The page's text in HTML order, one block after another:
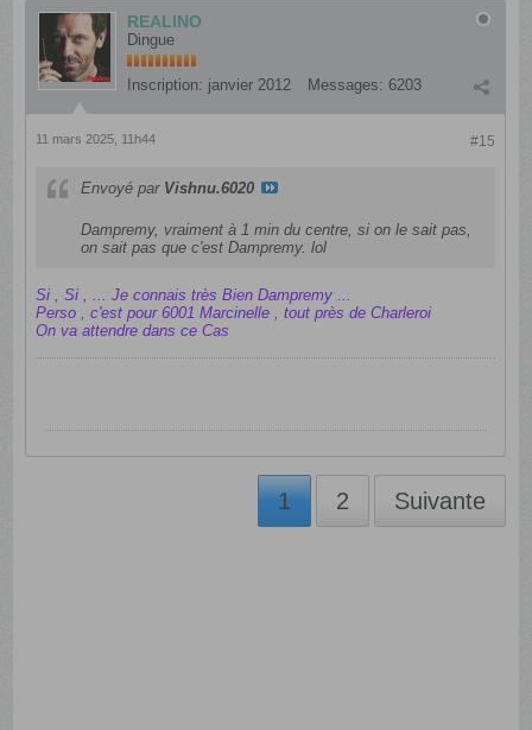
REALINO
Dingue
Inscription: janvier 2012 Messages: 6203
#15
11 mars 2025, 11h44
Envoyé par Vishnu.6020
Dampremy, vraiment à 1 min du centre, si on le sait pas,
on sait pas que c'est Dampremy. lol
Si , Si , ... Je connais très Bien Dampremy ...
Perso , c'est pour 6001 Marcinelle , tout près de Charleroi
On va attendre dans ce Cas
1 2 Suivante